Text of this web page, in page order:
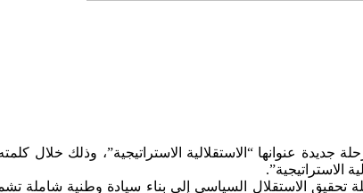
الاستراتيجية”.
الاستقلال السياسي إلى بناء سيادة وطنية شاملة